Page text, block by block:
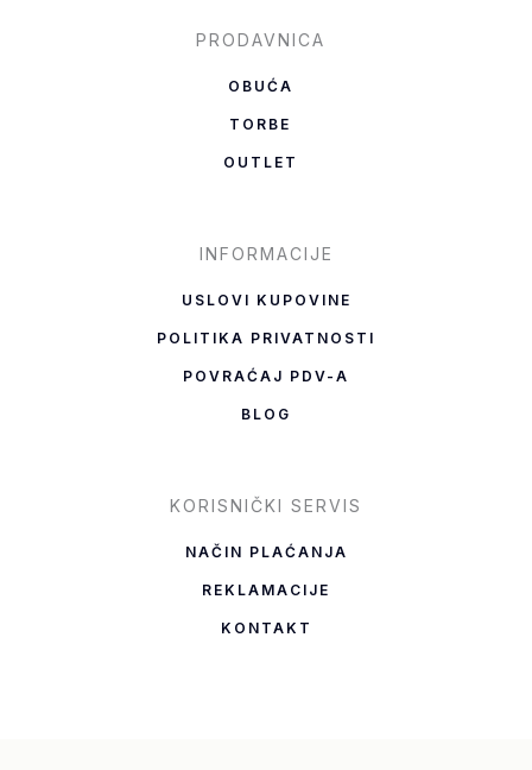
b
o
o
k
-
a
PRODAVNICA
OBUĆA
TORBE
OUTLET
INFORMACIJE
USLOVI KUPOVINE
POLITIKA PRIVATNOSTI
POVRAĆAJ PDV-A
BLOG
KORISNIČKI SERVIS
NAČIN PLAĆANJA
REKLAMACIJE
KONTAKT